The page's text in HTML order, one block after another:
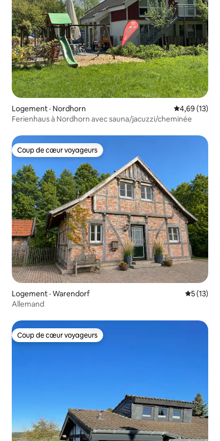
Logement · Nordhorn Note
4,69 (13)
Ferienhaus à Nordhorn avec sauna/jacuzzi/cheminée
Coup de cœur voyageurs
Coup de cœur voyageurs
Logement · Warendorf Note
5 (13)
Allemand
Coup de cœur voyageurs
Coup de cœur voyageurs